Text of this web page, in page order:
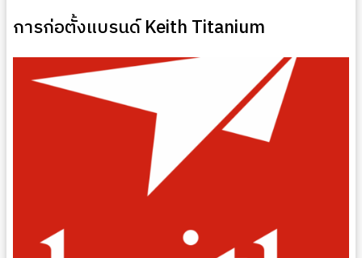
การก่อตั้งแบรนด์ Keith Titanium